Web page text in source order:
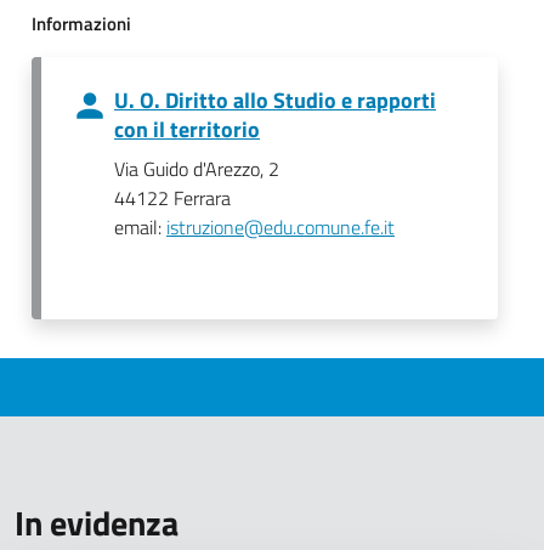
Informazioni
U. O. Diritto allo Studio e rapporti
con il territorio
Via Guido d'Arezzo, 2
44122 Ferrara
email: istruzione@edu.comune.fe.it
In evidenza